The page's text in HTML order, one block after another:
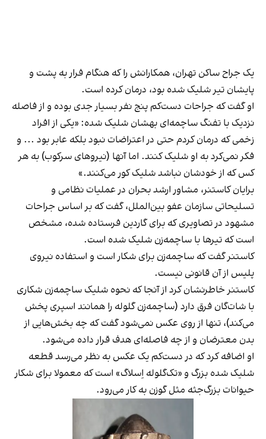
یک جراح ساکن تهران، همکارانش را که هنگام فرار به پشت و
پایشان تیر شلیک شده بود، درمان کرده است.
او گفت که جراحات دست‌کم پنج نفر بسیار جدی بوده و از فاصله
نزدیک با تفنگ ساچمه‌ای بهشان شلیک شده: «یکی از افراد
زخمی که درمان کردم حتی در اعتراضات نبود بلکه عابر بود ... و
فکر نمی‌کرد به او شلیک کنند. اما آنها (نیروهای سرکوب) به هر
کس که از خودشان نباشد شلیک کور می‌کنند.»
برایان کاستنر، مشاور ارشد بحران در عملیات نظامی و
تسلیحاتی سازمان عفو بین‌الملل، گفت که بر اساس جراحات
مشهود در تصاویری که برای گاردین فرستاده شده، مشخص
است که تیرها با ساچمه‌زن شلیک شده است.
کاستنر گفت که ساچمه‌زن برای شکار است و استفاده نیروی
پلیس از آن قانونی نیست.
کاستنر خاطرنشان کرد از آنجا که نحوه شلیک ساچمه‌زن شکاری
با شات‌گان فرق دارد (ساچمه‌زن گلوله را همانند اسپری پخش
می‌کند)، تنها از روی عکس نمی‌شود گفت که چه بخش‌هایی از
بدن معترضان و از چه فاصله‌ای هدف قرار داده می‌شود.
او اضافه کرد که در دست‌کم یک عکس به نظر می‌رسد قطعه
شلیک‌ شده بزرگ و «تک‌گلوله اِسلاگ» است که معمولا برای شکار
حیوانات بزرگ‌جثه مثل گوزن به کار می‌رود.